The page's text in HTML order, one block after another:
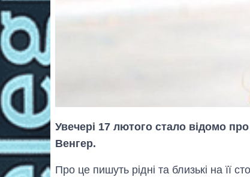
Увечері 17 лютого стало відомо
Венгер.
Про це пишуть рідні та близькі на її